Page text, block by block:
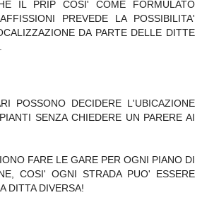
IL PRIP COSI' COME FORMULATO
PREVEDE LA POSSIBILITA'
DA PARTE DELLE DITTE
POSSONO DECIDERE L'UBICAZIONE
SENZA CHIEDERE UN PARERE AI
FARE LE GARE PER OGNI PIANO DI
COSI' OGNI STRADA PUO' ESSERE
DITTA DIVERSA!